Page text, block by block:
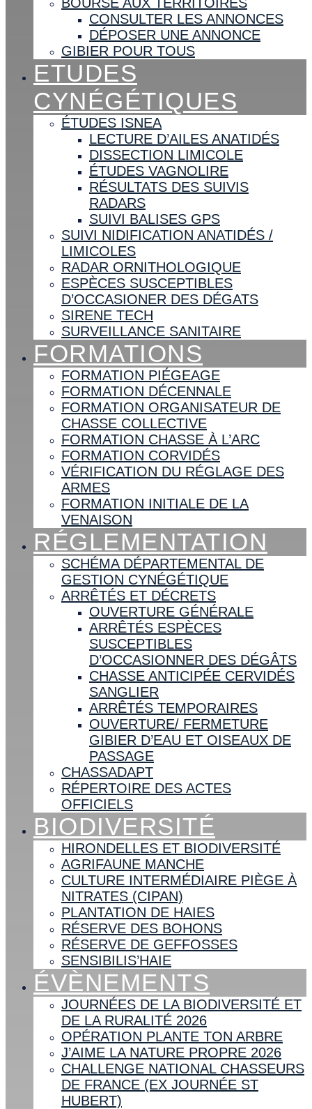
CONSULTER LES ANNONCES
DÉPOSER UNE ANNONCE
GIBIER POUR TOUS
ETUDES
CYNÉGÉTIQUES
ÉTUDES ISNEA
LECTURE D’AILES ANATIDÉS
DISSECTION LIMICOLE
ÉTUDES VAGNOLIRE
RÉSULTATS DES SUIVIS
RADARS
SUIVI BALISES GPS
SUIVI NIDIFICATION ANATIDÉS /
LIMICOLES
RADAR ORNITHOLOGIQUE
ESPÈCES SUSCEPTIBLES
D’OCCASIONER DES DÉGATS
SIRENE TECH
SURVEILLANCE SANITAIRE
FORMATIONS
FORMATION PIÉGEAGE
FORMATION DÉCENNALE
FORMATION ORGANISATEUR DE
CHASSE COLLECTIVE
FORMATION CHASSE À L’ARC
FORMATION CORVIDÉS
VÉRIFICATION DU RÉGLAGE DES
ARMES
FORMATION INITIALE DE LA
VENAISON
RÉGLEMENTATION
SCHÉMA DÉPARTEMENTAL DE
GESTION CYNÉGÉTIQUE
ARRÊTÉS ET DÉCRETS
OUVERTURE GÉNÉRALE
ARRÊTÉS ESPÈCES
SUSCEPTIBLES
D’OCCASIONNER DES DÉGÂTS
CHASSE ANTICIPÉE CERVIDÉS
SANGLIER
ARRÊTÉS TEMPORAIRES
OUVERTURE/ FERMETURE
GIBIER D’EAU ET OISEAUX DE
PASSAGE
CHASSADAPT
RÉPERTOIRE DES ACTES
OFFICIELS
BIODIVERSITÉ
HIRONDELLES ET BIODIVERSITÉ
AGRIFAUNE MANCHE
CULTURE INTERMÉDIAIRE PIÈGE À
NITRATES (CIPAN)
PLANTATION DE HAIES
RÉSERVE DES BOHONS
RÉSERVE DE GEFFOSSES
SENSIBILIS’HAIE
ÉVÈNEMENTS
JOURNÉES DE LA BIODIVERSITÉ ET
DE LA RURALITÉ 2026
OPÉRATION PLANTE TON ARBRE
J’AIME LA NATURE PROPRE 2026
CHALLENGE NATIONAL CHASSEURS
DE FRANCE (EX JOURNÉE ST
HUBERT)